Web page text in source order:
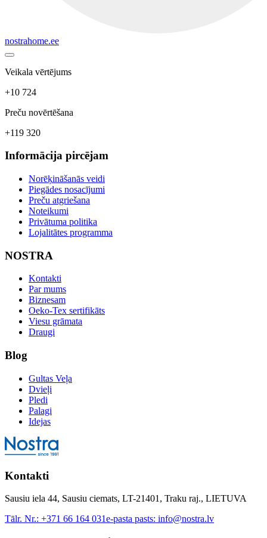
nostrahome.ee
Veikala vērtējums
+10 724
Preču novērtēšana
+119 320
Informācija pircējam
Norēķināšanās veidi
Piegādes nosacījumi
Preču atgriešana
Noteikumi
Privātuma politika
Lojalitātes programma
NOSTRA
Kontakti
Par mums
Biznesam
Oeko-Tex sertifikāts
Viesu grāmata
Draugi
Blog
Gultas Veļa
Dvieļi
Pledi
Palagi
Idejas
Kontakti
Sausiu iela 44, Sausiu ciemats, LT-21401, Traku raj., LIETUVA
Tālr. Nr.: +371 66 164 031e-pasta pasts: info@nostra.lv